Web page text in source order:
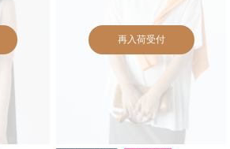
再入荷受付